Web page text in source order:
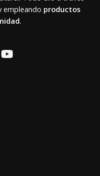
empleando productos
.